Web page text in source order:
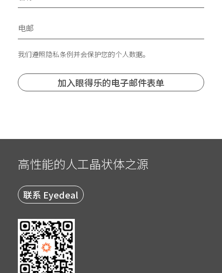
我们遵照隐私条例并会保护您的个人数据。
高性能的人工晶状体之源
联系 Eyedeal